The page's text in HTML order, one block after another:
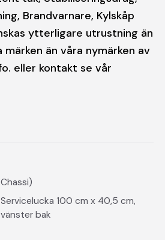
Brandvarnare, Kylskåp
ytterligare utrustning än
än våra nymärken av
eller kontakt se vår
Chassi)
Servicelucka 100 cm x 40,5 cm,
vänster bak